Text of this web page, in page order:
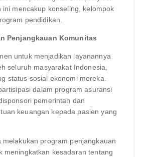
ini mencakup konseling, kelompok
pendidikan.
Penjangkauan Komunitas
untuk menjadikan layanannya
seluruh masyarakat Indonesia,
status sosial ekonomi mereka.
dalam program asuransi
pemerintah dan
keuangan kepada pasien yang
melakukan program penjangkauan
meningkatkan kesadaran tentang